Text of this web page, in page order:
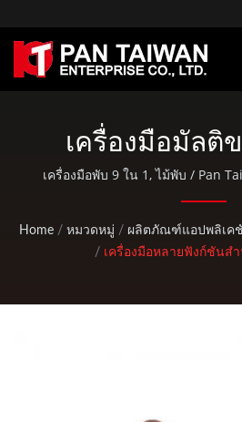
เครื่องมือมัลติ
เครื่องมือจักรยา
ปั่นจักรยาน | ผู้ผ
ทางทหารและเป้
เครื่องมือพับ 9 ใน 1, ไม้พับ / Pan
ODM เช่น บริการฉีดพลาสติก, กา
การกลึง CNC, กระเป๋า EDC และชิ้น
กลางแจ้งมาตร
Home / หมวดหมู่ / ผลิตภัณฑ์แอปพลิเค
/ เครื่องมือหลายฟังก์ชันส